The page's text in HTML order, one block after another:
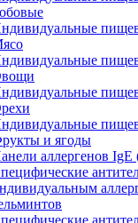
и ягоды
аллергенов